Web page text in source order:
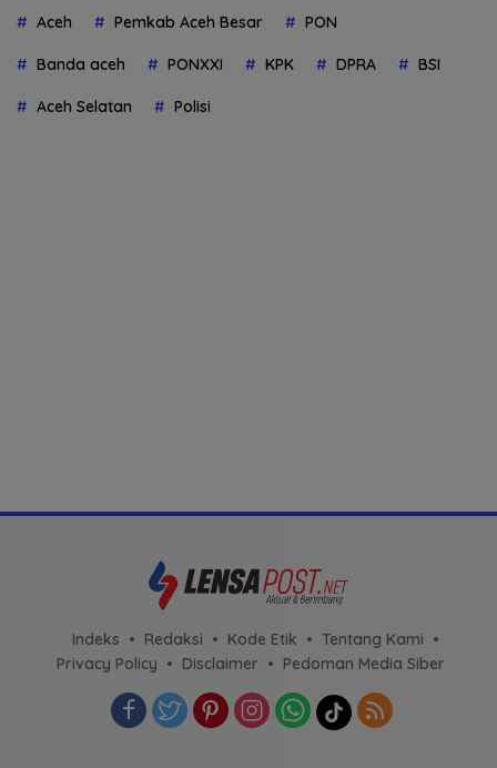
Aceh Pemkab Aceh Besar PON
Banda aceh PONXXI KPK DPRA BSI
Aceh Selatan Polisi
Indeks Redaksi Kode Etik
Tentang Kami
Privacy Policy
Disclaimer Pedoman Media Siber